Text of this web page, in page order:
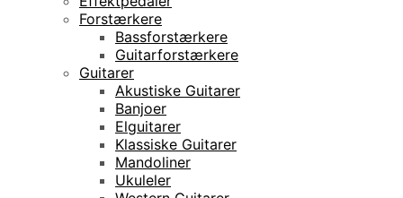
Forstærkere
Bassforstærkere
Guitarforstærkere
Guitarer
Akustiske Guitarer
Banjoer
Elguitarer
Klassiske Guitarer
Mandoliner
Ukuleler